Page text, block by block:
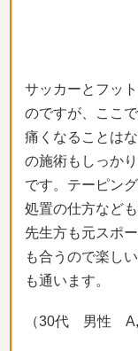
サッカーとフッ
のですが、ここ
痛くなることは
の施術もしっか
です。テーピン
処置の仕方など
先生方も元スポ
も合うので楽し
も通います。
（30代 男性